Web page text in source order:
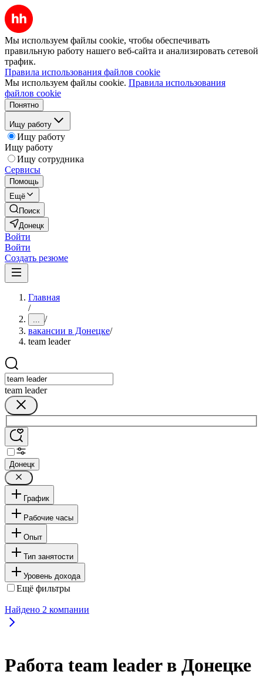
Мы используем файлы cookie, чтобы обеспечивать
правильную работу нашего веб-сайта и анализировать сетевой
трафик.
Правила использования файлов cookie
Мы используем файлы cookie. Правила использования
файлов cookie
Понятно
Ищу работу
Ищу работу
Ищу работу
Ищу сотрудника
Сервисы
Помощь
Ещё
Поиск
Донецк
Войти
Войти
Создать резюме
Главная
/
... /
вакансии в Донецке/
team leader
team leader
Донецк
График
Рабочие часы
Опыт
Тип занятости
Уровень дохода
Ещё фильтры
Найдено 2 компании
Работа team leader в Донецке